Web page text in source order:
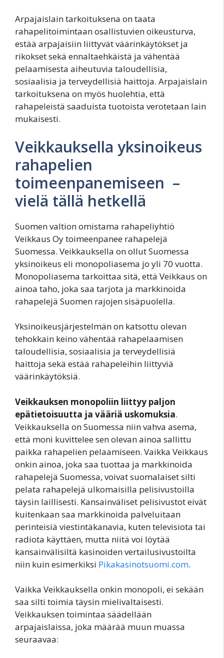
Arpajaislain tarkoituksena on taata
rahapelitoimintaan osallistuvien oikeusturva,
estää arpajaisiin liittyvät väärinkäytökset ja
rikokset sekä ennaltaehkäistä ja vähentää
pelaamisesta aiheutuvia taloudellisia,
sosiaalisia ja terveydellisiä haittoja. Arpajaislain
tarkoituksena on myös huolehtia, että
rahapeleistä saaduista tuotoista verotetaan lain
mukaisesti.
Veikkauksella yksinoikeus
rahapelien
toimeenpanemiseen –
vielä tällä hetkellä
Suomen valtion omistama rahapeliyhtiö
Veikkaus Oy toimeenpanee rahapelejä
Suomessa. Veikkauksella on ollut Suomessa
yksinoikeus eli monopoliasema jo yli 70 vuotta.
Monopoliasema tarkoittaa sitä, että Veikkaus on
ainoa taho, joka saa tarjota ja markkinoida
rahapelejä Suomen rajojen sisäpuolella.
Yksinoikeusjärjestelmän on katsottu olevan
tehokkain keino vähentää rahapelaamisen
taloudellisia, sosiaalisia ja terveydellisiä
haittoja sekä estää rahapeleihin liittyviä
väärinkäytöksiä.
Veikkauksen monopoliin liittyy paljon
epätietoisuutta ja vääriä uskomuksia.
Veikkauksella on Suomessa niin vahva asema,
että moni kuvittelee sen olevan ainoa sallittu
paikka rahapelien pelaamiseen. Vaikka Veikkaus
onkin ainoa, joka saa tuottaa ja markkinoida
rahapelejä Suomessa, voivat suomalaiset silti
pelata rahapelejä ulkomaisilla pelisivustoilla
täysin laillisesti. Kansainväliset pelisivustot eivät
kuitenkaan saa markkinoida palveluitaan
perinteisiä viestintäkanavia, kuten televisiota tai
radiota käyttäen, mutta niitä voi löytää
kansainvälisiltä kasinoiden vertailusivustoilta
niin kuin esimerkiksi Pikakasinotsuomi.com.
Vaikka Veikkauksella onkin monopoli, ei sekään
saa silti toimia täysin mielivaltaisesti.
Veikkauksen toimintaa säädellään
arpajaislaissa, joka määrää muun muassa
seuraavaa: